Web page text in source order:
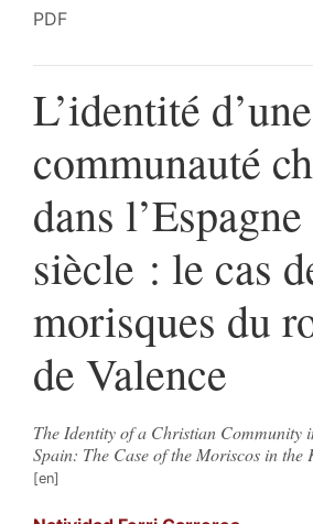
PDF
L’identité d’une
communauté
dans
siècle : le cas
morisques du
de Valence
The Identity of a Christian Community
Spain: The Case of the Moriscos in the